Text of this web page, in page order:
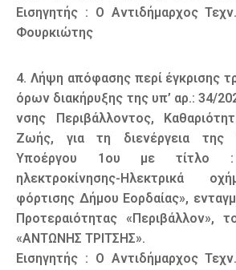
Εισηγητής : Ο Αντιδήμαρχος
Φουρκιώτης
4. Λήψη απόφασης περί έγκρισης
όρων διακήρυξης της υπ’ αρ.: 34/
νσης Περιβάλλοντος,
Ζωής, για τη διενέργεια της
Υποέργου 1ου με τίτλο
ηλεκτροκίνησης-Ηλεκτρικά
φόρτισης Δήμου Εορδαίας»,
Προτεραιότητας «Περιβάλλον»,
«ΑΝΤΩΝΗΣ ΤΡΙΤΣΗΣ».
Εισηγητής : Ο Αντιδήμαρχος